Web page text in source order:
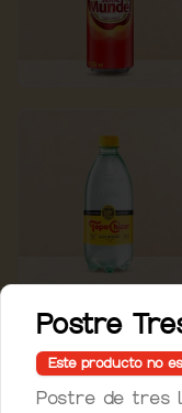
Postre
Este producto no
Postre de tres